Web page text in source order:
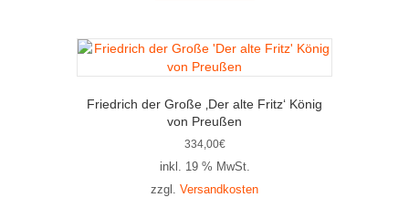
Friedrich der Große ‚Der alte Fritz‘ König
von Preußen
334,00€
inkl. 19 % MwSt.
zzgl. Versandkosten